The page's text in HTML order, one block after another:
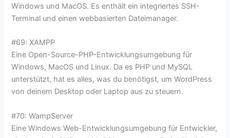
Windows und MacOS. Es enthält ein integriertes SSH-
Terminal und einen webbasierten Dateimanager.
#69: XAMPP
Eine Open-Source-PHP-Entwicklungsumgebung für
Windows, MacOS und Linux. Da es PHP und MySQL
unterstützt, hat es alles, was du benötigst, um WordPress
von deinem Desktop oder Laptop aus zu steuern.
#70: WampServer
Eine Windows Web-Entwicklungsumgebung für Entwickler,